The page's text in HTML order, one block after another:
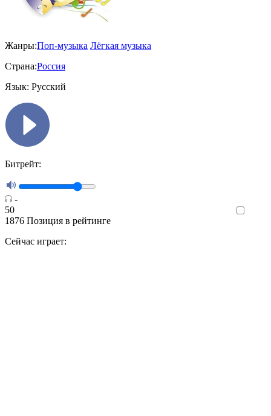
Жанры:Поп-музыка Лёгкая музыка
Страна:Россия
Язык: Русский
Битрейт:
-
50
1876 Позиция в рейтинге
Сейчас играет: